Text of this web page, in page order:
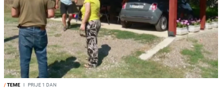
/TEME I PRIJE 1 DAN